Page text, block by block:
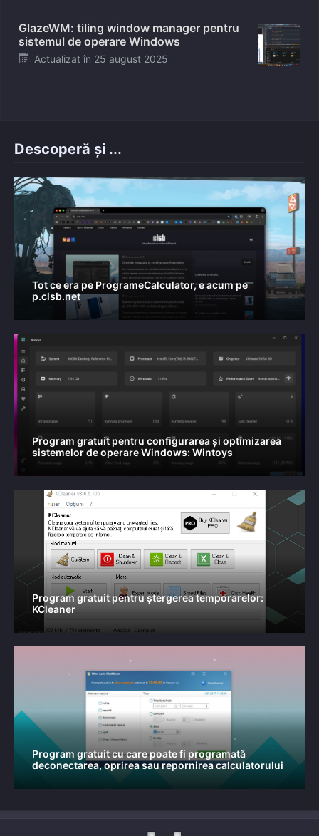
GlazeWM: tiling window manager pentru
sistemul de operare Windows
Posted
Actualizat în 25 august 2025
Descoperă și ...
Tot ce era pe ProgrameCalculator, e acum pe
p.clsb.net
Program gratuit pentru configurarea și optimizarea
sistemelor de operare Windows: Wintoys
Program gratuit pentru ștergerea temporarelor:
KCleaner
Program gratuit cu care poate fi programată
deconectarea, oprirea sau repornirea calculatorului